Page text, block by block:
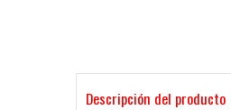
Descripción del producto